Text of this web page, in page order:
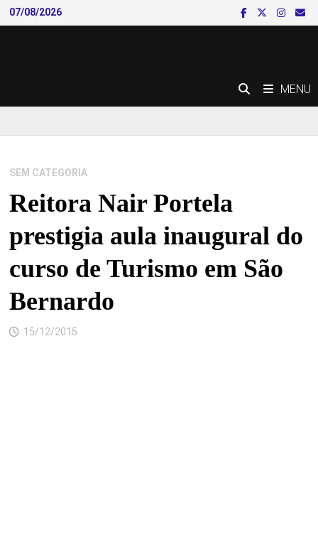
Skip
to
07/08/2026
MENU
SEM CATEGORIA
Reitora Nair Portela
prestigia aula inaugural do
curso de Turismo em São
Bernardo
15/12/2015